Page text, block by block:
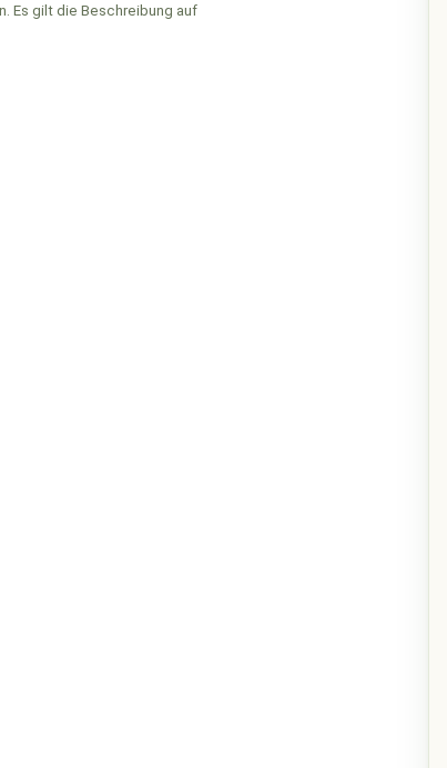
Es gilt die Beschreibung auf